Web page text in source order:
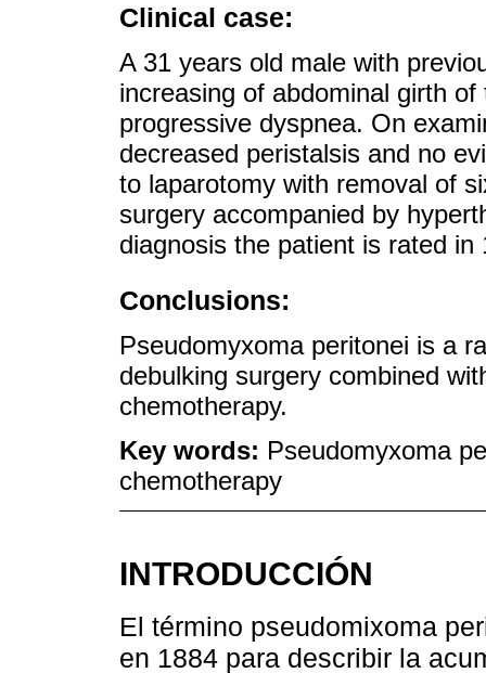
Clinical case:
A 31 years old male with
increasing of abdominal girth
progressive dyspnea. On
decreased peristalsis and no
to laparotomy with removal of
surgery accompanied by
diagnosis the patient is rated
Conclusions:
Pseudomyxoma peritonei is a
debulking surgery combined
chemotherapy.
Key words: Pseudomyxoma
chemotherapy
INTRODUCCIÓN
El término pseudomixoma
en 1884 para describir la